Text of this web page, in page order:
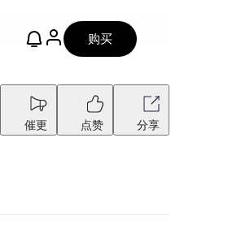
购买
催更 点赞 分享